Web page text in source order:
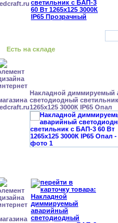
Есть на складе
Накладной диммируемый
светодиодный
1265x125 3000К IP65 Опал